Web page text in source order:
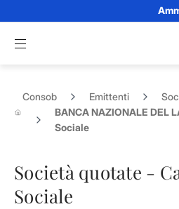
Apri menu di navigazione
Consob Emittenti
BANCA NAZIONALE DEL
Sociale
Società quotate -
Sociale